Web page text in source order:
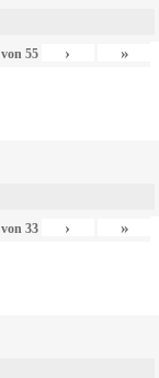
von 55 › »
von 33 › »